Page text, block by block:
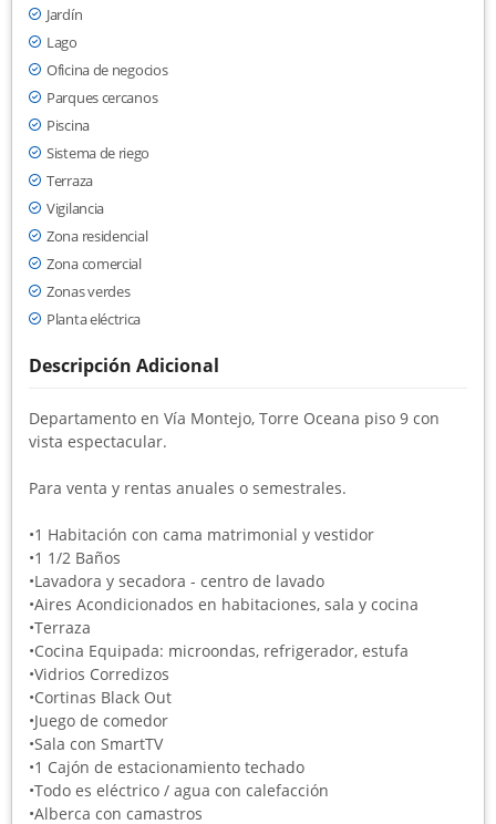
Jardín
Lago
Oficina de negocios
Parques cercanos
Piscina
Sistema de riego
Terraza
Vigilancia
Zona residencial
Zona comercial
Zonas verdes
Planta eléctrica
Descripción Adicional
Departamento en Vía Montejo, Torre Oceana piso 9 con
vista espectacular.
Para venta y rentas anuales o semestrales.
•1 Habitación con cama matrimonial y vestidor
•1 1/2 Baños
•Lavadora y secadora - centro de lavado
•Aires Acondicionados en habitaciones, sala y cocina
•Terraza
•Cocina Equipada: microondas, refrigerador, estufa
•Vidrios Corredizos
•Cortinas Black Out
•Juego de comedor
•Sala con SmartTV
•1 Cajón de estacionamiento techado
•Todo es eléctrico / agua con calefacción
•Alberca con camastros